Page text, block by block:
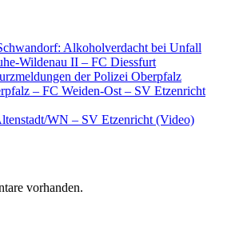
Alkoholverdacht bei Unfall
Wildenau II – FC Diessfurt
der Polizei Oberpfalz
– FC Weiden-Ost – SV Etzenricht
WN – SV Etzenricht (Video)
vorhanden.